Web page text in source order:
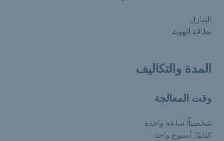
التنازل
بطاقة الهوية
المدة والتكاليف
وقت المعالجة
شخصياً: ساعة واحدة
كتابيًا: أسبوع واحد